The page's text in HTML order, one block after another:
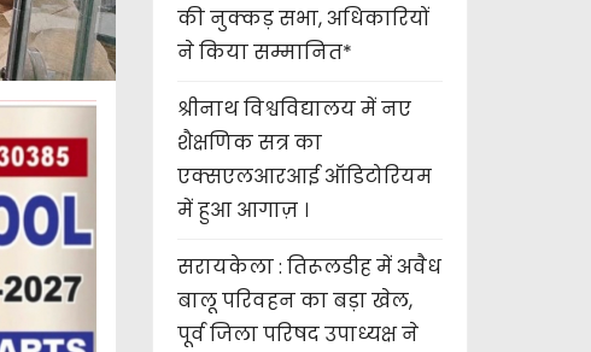
की नुक्कड़ सभा, अधिकारियों
ने किया सम्मानित*
श्रीनाथ विश्वविद्यालय में नए
शैक्षणिक सत्र का
एक्सएलआरआई ऑडिटोरियम
में हुआ आगाज़ ।
सरायकेला : तिरूलडीह में अवैध
बालू परिवहन का बड़ा खेल,
पूर्व जिला परिषद उपाध्यक्ष ने